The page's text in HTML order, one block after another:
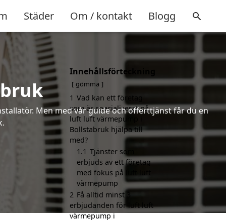
Städer Om / kontakt Blogg
Men med vår guide och offerttjänst får du en
Innehållsförteckning
gömma
1 Vad kan ett företag
som är specialiserat på
luft luft värmepump i
Bollstabruk hjälpa till
med?
1.1 Tjänster som
erbjuds av ett företag
med fokus på luft luft
värmepump
2 Få alltid minst 3
erbjudanden för luft luft
värmepump i